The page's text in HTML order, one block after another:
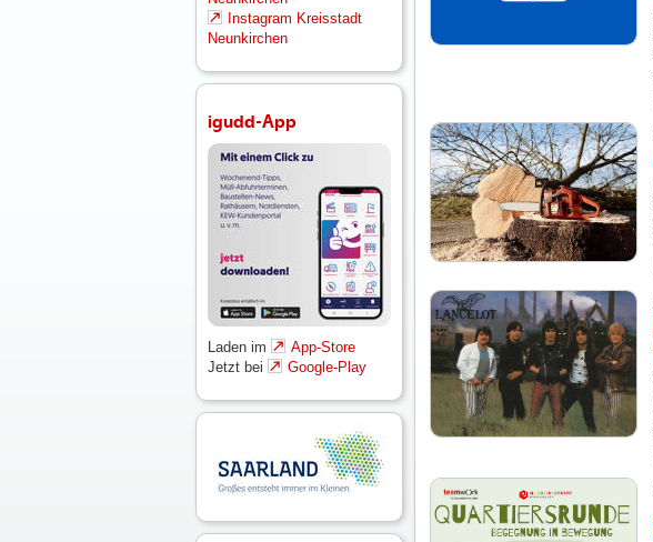
Instagram Kreisstadt
Neunkirchen
igudd-App
Laden im
App-Store
Jetzt bei
Google-Play